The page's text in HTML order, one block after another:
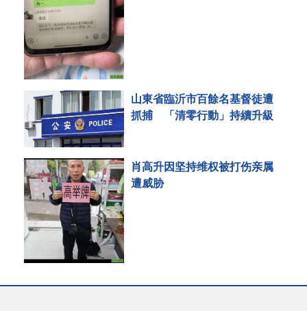
山東省臨沂市百餘名基督徒遭
抓捕 「清零行動」持續升級
肖高升因坚持维权被打伤亲属
遭威胁